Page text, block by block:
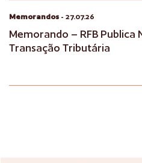
Memorandos - 27.07.26
Memorando – RFB Publica
Transação Tributária